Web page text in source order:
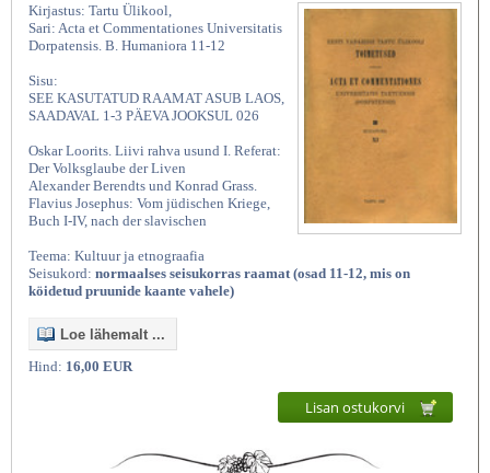
Kirjastus: Tartu Ülikool,
Sari: Acta et Commentationes Universitatis
Dorpatensis. B. Humaniora 11-12
Sisu:
SEE KASUTATUD RAAMAT ASUB LAOS,
SAADAVAL 1-3 PÄEVA JOOKSUL 026
Oskar Loorits. Liivi rahva usund I. Referat:
Der Volksglaube der Liven
Alexander Berendts und Konrad Grass.
Flavius Josephus: Vom jüdischen Kriege,
Buch I-IV, nach der slavischen
Teema: Kultuur ja etnograafia
Seisukord: normaalses seisukorras raamat (osad 11-12, mis on
köidetud pruunide kaante vahele)
Loe lähemalt ...
Hind: 16,00 EUR
Lisan ostukorvi